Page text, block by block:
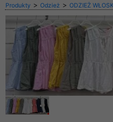
Produkty > Odzież > ODZIEŻ